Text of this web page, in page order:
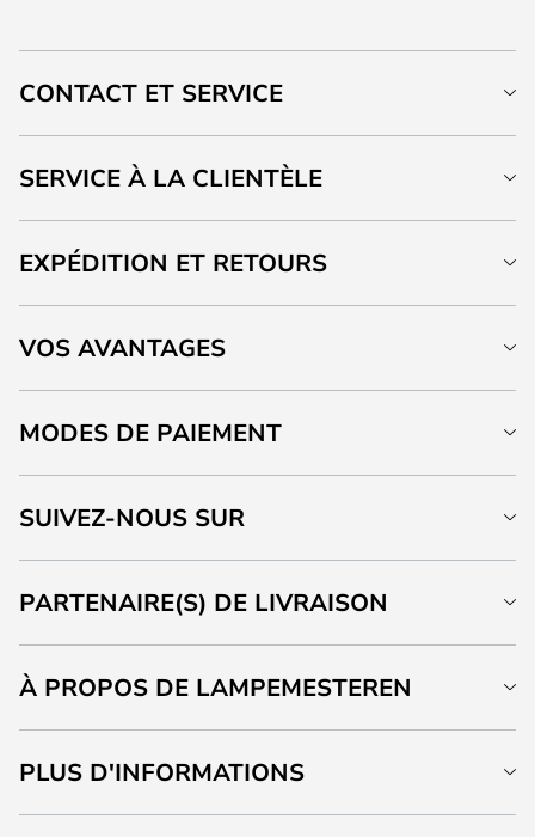
CONTACT ET SERVICE
SERVICE À LA CLIENTÈLE
EXPÉDITION ET RETOURS
VOS AVANTAGES
MODES DE PAIEMENT
SUIVEZ-NOUS SUR
PARTENAIRE(S) DE LIVRAISON
À PROPOS DE LAMPEMESTEREN
PLUS D'INFORMATIONS